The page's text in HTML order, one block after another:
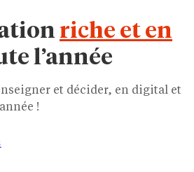
riche et en
l’année
et décider, en digital et
!